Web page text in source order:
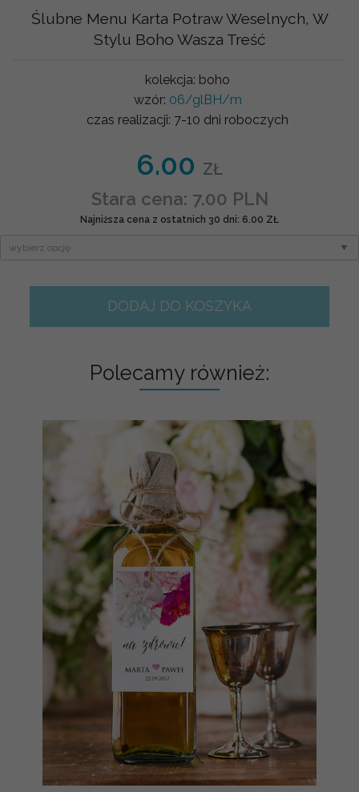
Ślubne Menu Karta Potraw Weselnych, W
Stylu Boho Wasza Treść
kolekcja: boho
wzór: 06/glBH/m
czas realizacji: 7-10 dni roboczych
6.00 ZŁ
Stara cena: 7.00 PLN
Najniższa cena z ostatnich 30 dni: 6.00 ZŁ
DODAJ DO KOSZYKA
Polecamy również: